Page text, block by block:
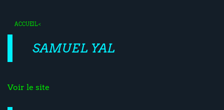
ACCUEIL<
SAMUEL YAL
Voir le site